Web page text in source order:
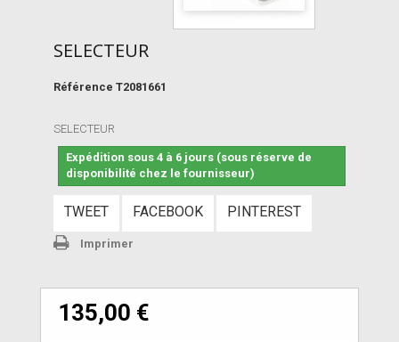
SELECTEUR
Référence T2081661
SELECTEUR
Expédition sous 4 à 6 jours (sous réserve de
disponibilité chez le fournisseur)
TWEET FACEBOOK PINTEREST
Imprimer
135,00 €